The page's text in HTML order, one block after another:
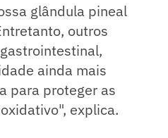
glândula pineal
outros
ainda mais
para proteger as
explica.